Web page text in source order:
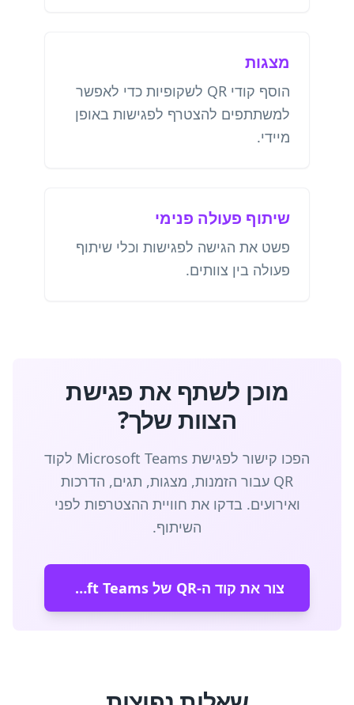
מצגות
הוסף קודי QR לשקופיות כדי לאפשר
למשתתפים להצטרף לפגישות באופן
מיידי.
שיתוף פעולה פנימי
פשט את הגישה לפגישות וכלי שיתוף
פעולה בין צוותים.
מוכן לשתף את פגישת
הצוות שלך?
הפכו קישור לפגישת Microsoft Teams לקוד
QR עבור הזמנות, מצגות, תגים, הדרכות
ואירועים. בדקו את חוויית ההצטרפות לפני
השיתוף.
צור את קוד ה-QR של Microsoft Teams